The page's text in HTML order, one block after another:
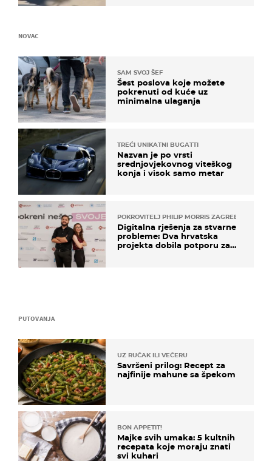
PUTOVANJA
UZ RUČAK ILI VEČERU
Savršeni prilog: Recept za
najfinije mahune sa špekom
BON APPETIT!
Majke svih umaka: 5 kultnih
recepata koje moraju znati
svi kuhari
NOVAC
SAM SVOJ ŠEF
Šest poslova koje možete
pokrenuti od kuće uz
minimalna ulaganja
TREĆI UNIKATNI BUGATTI
Nazvan je po vrsti
srednjovjekovnog viteškog
konja i visok samo metar
POKROVITELJ PHILIP MORRIS ZAGREB
Digitalna rješenja za stvarne
probleme: Dva hrvatska
projekta dobila potporu za